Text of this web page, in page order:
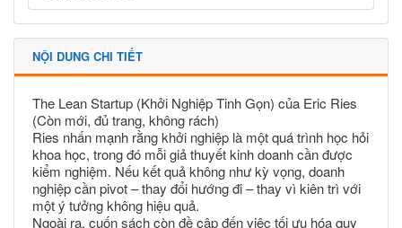
NỘI DUNG CHI TIẾT
The Lean Startup (Khởi Nghiệp Tinh Gọn) của Eric Ries
(Còn mới, đủ trang, không rách)
Ries nhấn mạnh rằng khởi nghiệp là một quá trình học hỏi
khoa học, trong đó mỗi giả thuyết kinh doanh cần được
kiểm nghiệm. Nếu kết quả không như kỳ vọng, doanh
nghiệp cần pivot – thay đổi hướng đi – thay vì kiên trì với
một ý tưởng không hiệu quả.
Ngoài ra, cuốn sách còn đề cập đến việc tối ưu hóa quy